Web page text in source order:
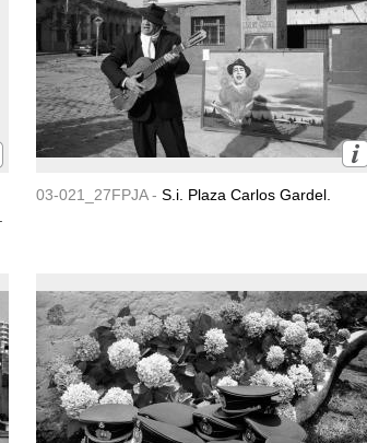
03-021_27FPJA - S.i. Plaza Carlos Gardel.